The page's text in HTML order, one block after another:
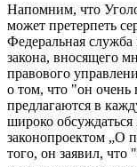
Напомним, что
может претерпеть
Федеральная служба
закона, вносящего
правового
о том, что "он
предлагаются в
широко обсуждаться
законопроектом
того, он заявил, что